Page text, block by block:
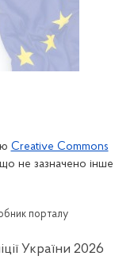
Creative Commons
не зазначено інше
України 2026
порталу